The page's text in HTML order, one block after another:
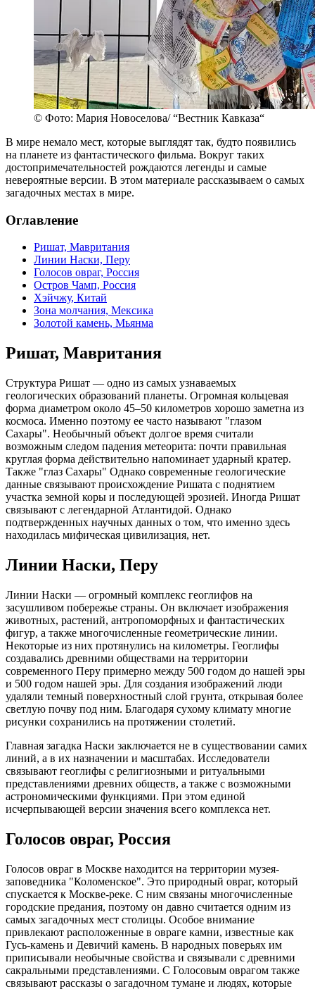
© Фото: Мария Новоселова/ “Вестник Кавказа“
В мире немало мест, которые выглядят так, будто появились
на планете из фантастического фильма. Вокруг таких
достопримечательностей рождаются легенды и самые
невероятные версии. В этом материале рассказываем о самых
загадочных местах в мире.
Оглавление
Ришат, Мавритания
Линии Наски, Перу
Голосов овраг, Россия
Остров Чамп, Россия
Хэйчжу, Китай
Зона молчания, Мексика
Золотой камень, Мьянма
Ришат, Мавритания
Структура Ришат — одно из самых узнаваемых
геологических образований планеты. Огромная кольцевая
форма диаметром около 45–50 километров хорошо заметна из
космоса. Именно поэтому ее часто называют "глазом
Сахары". Необычный объект долгое время считали
возможным следом падения метеорита: почти правильная
круглая форма действительно напоминает ударный кратер.
Также "глаз Сахары" Однако современные геологические
данные связывают происхождение Ришата с поднятием
участка земной коры и последующей эрозией. Иногда Ришат
связывают с легендарной Атлантидой. Однако
подтвержденных научных данных о том, что именно здесь
находилась мифическая цивилизация, нет.
Линии Наски, Перу
Линии Наски — огромный комплекс геоглифов на
засушливом побережье страны. Он включает изображения
животных, растений, антропоморфных и фантастических
фигур, а также многочисленные геометрические линии.
Некоторые из них протянулись на километры. Геоглифы
создавались древними обществами на территории
современного Перу примерно между 500 годом до нашей эры
и 500 годом нашей эры. Для создания изображений люди
удаляли темный поверхностный слой грунта, открывая более
светлую почву под ним. Благодаря сухому климату многие
рисунки сохранились на протяжении столетий.
Главная загадка Наски заключается не в существовании самих
линий, а в их назначении и масштабах. Исследователи
связывают геоглифы с религиозными и ритуальными
представлениями древних обществ, а также с возможными
астрономическими функциями. При этом единой
исчерпывающей версии значения всего комплекса нет.
Голосов овраг, Россия
Голосов овраг в Москве находится на территории музея-
заповедника "Коломенское". Это природный овраг, который
спускается к Москве-реке. С ним связаны многочисленные
городские предания, поэтому он давно считается одним из
самых загадочных мест столицы. Особое внимание
привлекают расположенные в овраге камни, известные как
Гусь-камень и Девичий камень. В народных поверьях им
приписывали необычные свойства и связывали с древними
сакральными представлениями. С Голосовым оврагом также
связывают рассказы о загадочном тумане и людях, которые